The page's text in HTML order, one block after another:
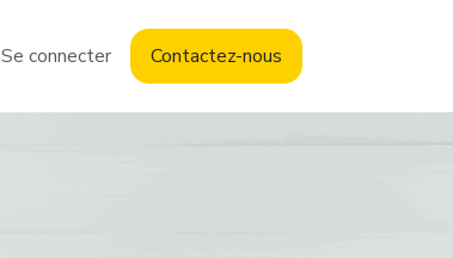
Se connecter Contactez-nous